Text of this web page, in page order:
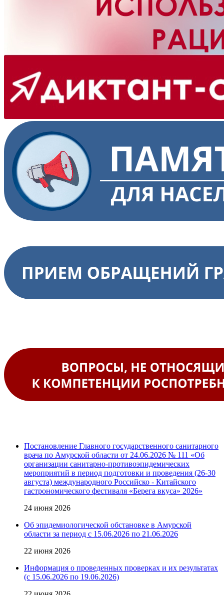
Постановление Главного государственного санитарного
врача по Амурской области от 24.06.2026 № 111 «Об
организации санитарно-противоэпидемических
мероприятий в период подготовки и проведения (26-30
августа) международного Российско - Китайского
гастрономического фестиваля «Берега вкуса» 2026»
24 июня 2026
Об эпидемиологической обстановке в Амурской
области за период с 15.06.2026 по 21.06.2026
22 июня 2026
Информация о проведенных проверках и их результатах
(с 15.06.2026 по 19.06.2026)